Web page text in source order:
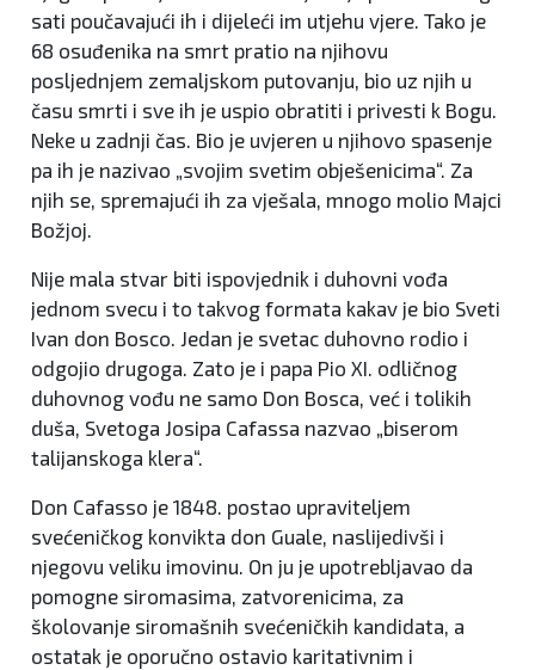
sati poučavajući ih i dijeleći im utjehu vjere. Tako je
68 osuđenika na smrt pratio na njihovu
posljednjem zemaljskom putovanju, bio uz njih u
času smrti i sve ih je uspio obratiti i privesti k Bogu.
Neke u zadnji čas. Bio je uvjeren u njihovo spasenje
pa ih je nazivao „svojim svetim obješenicima“. Za
njih se, spremajući ih za vješala, mnogo molio Majci
Božjoj.
Nije mala stvar biti ispovjednik i duhovni vođa
jednom svecu i to takvog formata kakav je bio Sveti
Ivan don Bosco. Jedan je svetac duhovno rodio i
odgojio drugoga. Zato je i papa Pio XI. odličnog
duhovnog vođu ne samo Don Bosca, već i tolikih
duša, Svetoga Josipa Cafassa nazvao „biserom
talijanskoga klera“.
Don Cafasso je 1848. postao upraviteljem
svećeničkog konvikta don Guale, naslijedivši i
njegovu veliku imovinu. On ju je upotrebljavao da
pomogne siromasima, zatvorenicima, za
školovanje siromašnih svećeničkih kandidata, a
ostatak je oporučno ostavio karitativnim i